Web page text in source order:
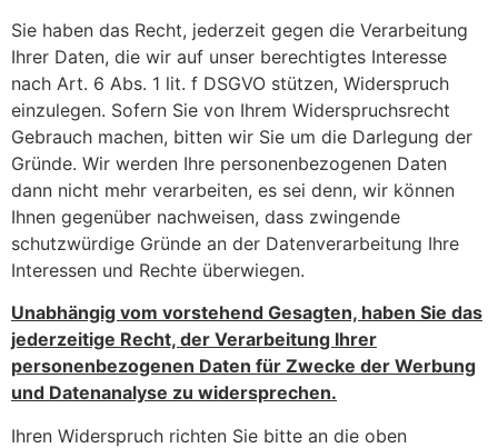
Sie haben das Recht, jederzeit gegen die Verarbeitung
Ihrer Daten, die wir auf unser berechtigtes Interesse
nach Art. 6 Abs. 1 lit. f DSGVO stützen, Widerspruch
einzulegen. Sofern Sie von Ihrem Widerspruchsrecht
Gebrauch machen, bitten wir Sie um die Darlegung der
Gründe. Wir werden Ihre personenbezogenen Daten
dann nicht mehr verarbeiten, es sei denn, wir können
Ihnen gegenüber nachweisen, dass zwingende
schutzwürdige Gründe an der Datenverarbeitung Ihre
Interessen und Rechte überwiegen.
Unabhängig vom vorstehend Gesagten, haben Sie das
jederzeitige Recht, der Verarbeitung Ihrer
personenbezogenen Daten für Zwecke der Werbung
und Datenanalyse zu widersprechen.
Ihren Widerspruch richten Sie bitte an die oben